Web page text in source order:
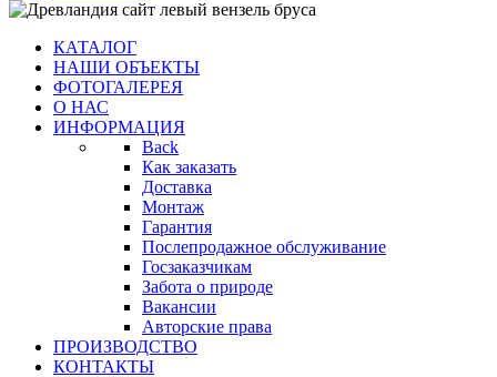
КАТАЛОГ
НАШИ ОБЪЕКТЫ
ФОТОГАЛЕРЕЯ
О НАС
ИНФОРМАЦИЯ
Back
Как заказать
Доставка
Монтаж
Гарантия
Послепродажное обслуживание
Госзаказчикам
Забота о природе
Вакансии
Авторские права
ПРОИЗВОДСТВО
КОНТАКТЫ